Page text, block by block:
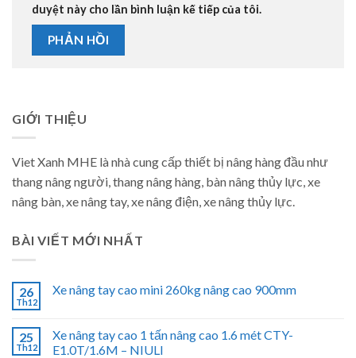
duyệt này cho lần bình luận kế tiếp của tôi.
GIỚI THIỆU
Viet Xanh MHE là nhà cung cấp thiết bị nâng hàng đầu như
thang nâng người, thang nâng hàng, bàn nâng thủy lực, xe
nâng bàn, xe nâng tay, xe nâng điện, xe nâng thủy lực.
BÀI VIẾT MỚI NHẤT
26
Th12
Xe nâng tay cao mini 260kg nâng cao 900mm
25
Th12
Xe nâng tay cao 1 tấn nâng cao 1.6 mét CTY-
E1.0T/1.6M – NIULI